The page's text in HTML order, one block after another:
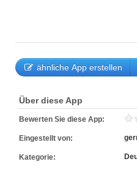
ähnliche App erstellen
Über diese App
Bewerten Sie diese App:
Eingestellt von:
Kategorie: